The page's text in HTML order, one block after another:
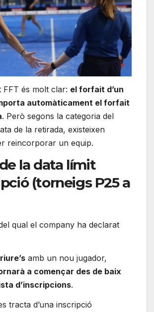
FFT és molt clar: el forfait d’un
automàticament el forfait
. Però segons la categoria del
de la retirada, existeixen
reincorporar un equip.
la data límit
(torneigs P25 a
qual el company ha declarat
amb un nou jugador,
a començar des de baix
d’inscripcions.
tracta d’una inscripció